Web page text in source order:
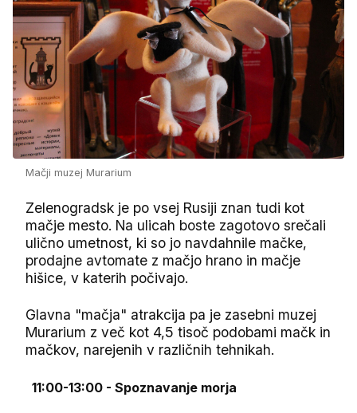
Mačji muzej Murarium
Zelenogradsk je po vsej Rusiji znan tudi kot
mačje mesto. Na ulicah boste zagotovo srečali
ulično umetnost, ki so jo navdahnile mačke,
prodajne avtomate z mačjo hrano in mačje
hišice, v katerih počivajo.
Glavna "mačja" atrakcija pa je zasebni muzej
Murarium z več kot 4,5 tisoč podobami mačk in
mačkov, narejenih v različnih tehnikah.
11:00-13:00 - Spoznavanje morja